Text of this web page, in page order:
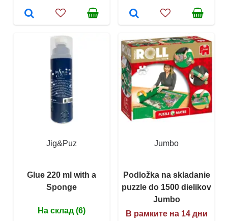
Jig&Puz
Glue 220 ml with a
Sponge
На склад (6)
Jumbo
Podložka na skladanie
puzzle do 1500 dielikov
Jumbo
В рамките на 14 дни